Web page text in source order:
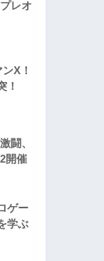
レオ
X！
！
闘、
開催
ゲー
学ぶ